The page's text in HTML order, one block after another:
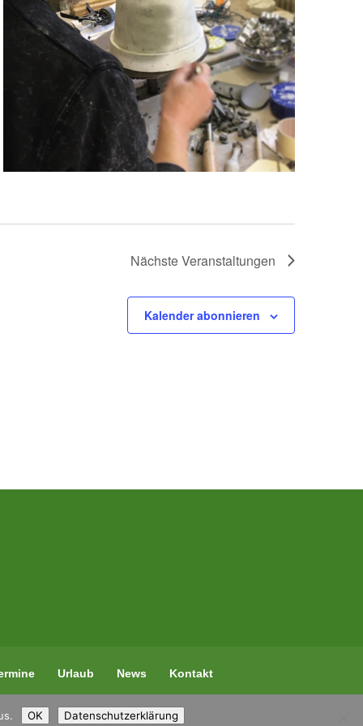
NächsteVeranstaltungen
Kalender abonnieren
Urlaub News Kontakt
OK Datenschutzerklärung